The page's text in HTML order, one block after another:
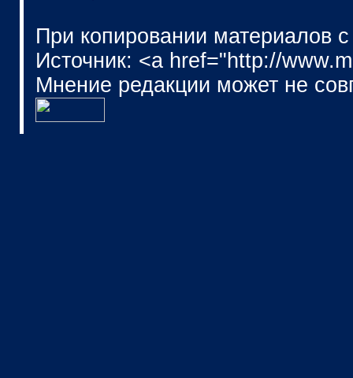
При копировании материалов
Источник: <a href="http://
Мнение редакции может не